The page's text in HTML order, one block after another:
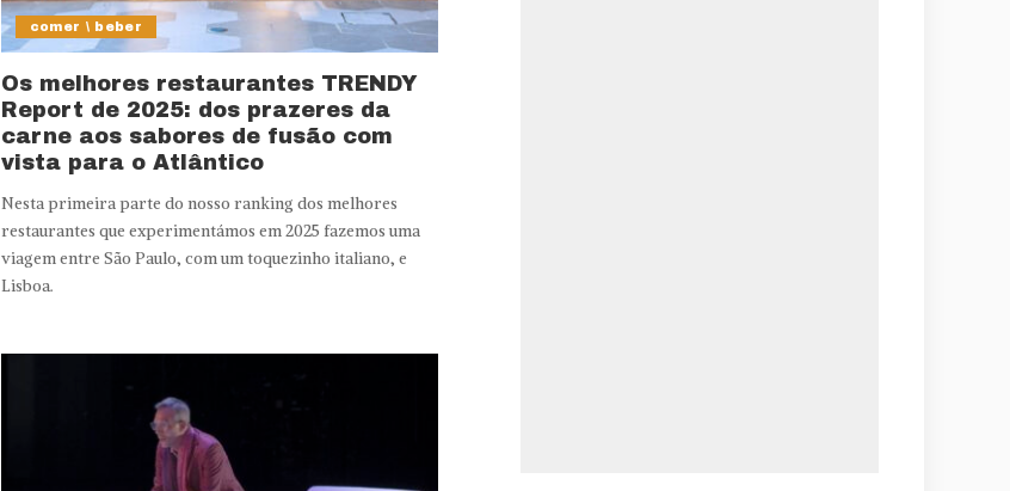
comer \ beber
Os melhores restaurantes TRENDY
Report de 2025: dos prazeres da
carne aos sabores de fusão com
vista para o Atlântico
Nesta primeira parte do nosso ranking dos melhores
restaurantes que experimentámos em 2025 fazemos uma
viagem entre São Paulo, com um toquezinho italiano, e
Lisboa.